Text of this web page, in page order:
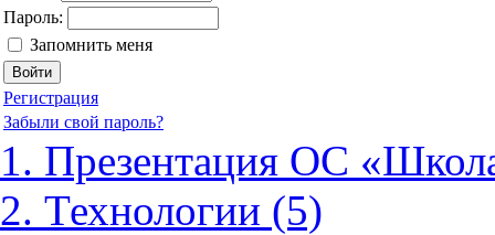
Пароль:
Запомнить меня
Регистрация
Забыли свой пароль?
1. Презентация ОС
2. Технологии (5)